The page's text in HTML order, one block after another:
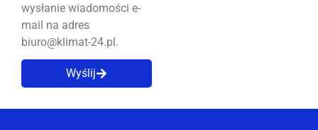
wysłanie wiadomości e-
mail na adres
biuro@klimat-24.pl.
Wyślij